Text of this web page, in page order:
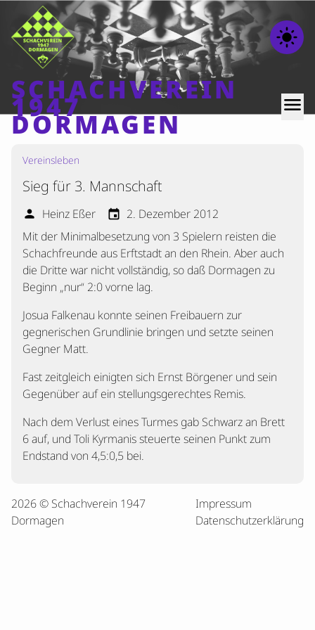
light_mode
SCHACHVEREIN
1947
DORMAGEN
menu
Home
Beiträge
Mannschaften
Ranglisten
Termine
Verschiedenes
Kontakt
Vereinsleben
Sieg für 3. Mannschaft
person Heinz Eßer event 2. Dezember 2012
Mit der Minimalbesetzung von 3 Spielern reisten die
Schachfreunde aus Erftstadt an den Rhein. Aber auch
die Dritte war nicht vollständig, so daß Dormagen zu
Beginn „nur“ 2:0 vorne lag.
Josua Falkenau konnte seinen Freibauern zur
gegnerischen Grundlinie bringen und setzte seinen
Gegner Matt.
Fast zeitgleich einigten sich Ernst Börgener und sein
Gegenüber auf ein stellungsgerechtes Remis.
Nach dem Verlust eines Turmes gab Schwarz an Brett
6 auf, und Toli Kyrmanis steuerte seinen Punkt zum
Endstand von 4,5:0,5 bei.
2026 © Schachverein 1947
Dormagen
Impressum
Datenschutzerklärung